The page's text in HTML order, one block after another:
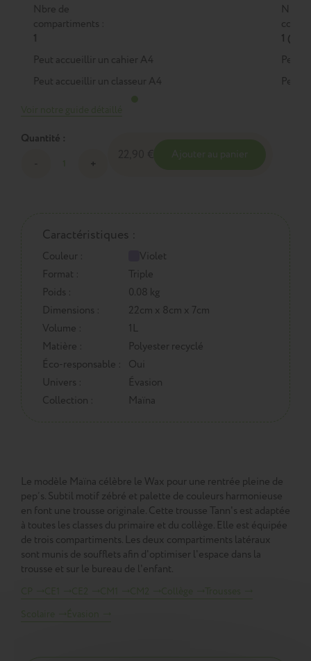
Nbre de
compartiments :
1
Peut accueillir un cahier A4
Peut accueillir un classeur A4
Nbre
1 (M)
Peut
Peut
Quantité :
Caractéristiques :
Couleur :
Violet
Format :
Triple
Poids :
0.08 kg
Dimensions :
22cm x 8cm x 7cm
Volume :
1L
Matière :
Polyester recyclé
Éco-responsable :
Oui
Univers :
Évasion
Collection :
Maïna
Le modèle Maïna célèbre le Wax pour une rentrée pleine de
pep’s. Subtil motif zébré et palette de couleurs harmonieuse
en font une trousse originale. Cette trousse Tann's est adaptée
à toutes les classes du primaire et du collège. Elle est équipée
de trois compartiments. Les deux compartiments latéraux
sont munis de soufflets afin d'optimiser l'espace dans la
trousse et sur le bureau de l'enfant.